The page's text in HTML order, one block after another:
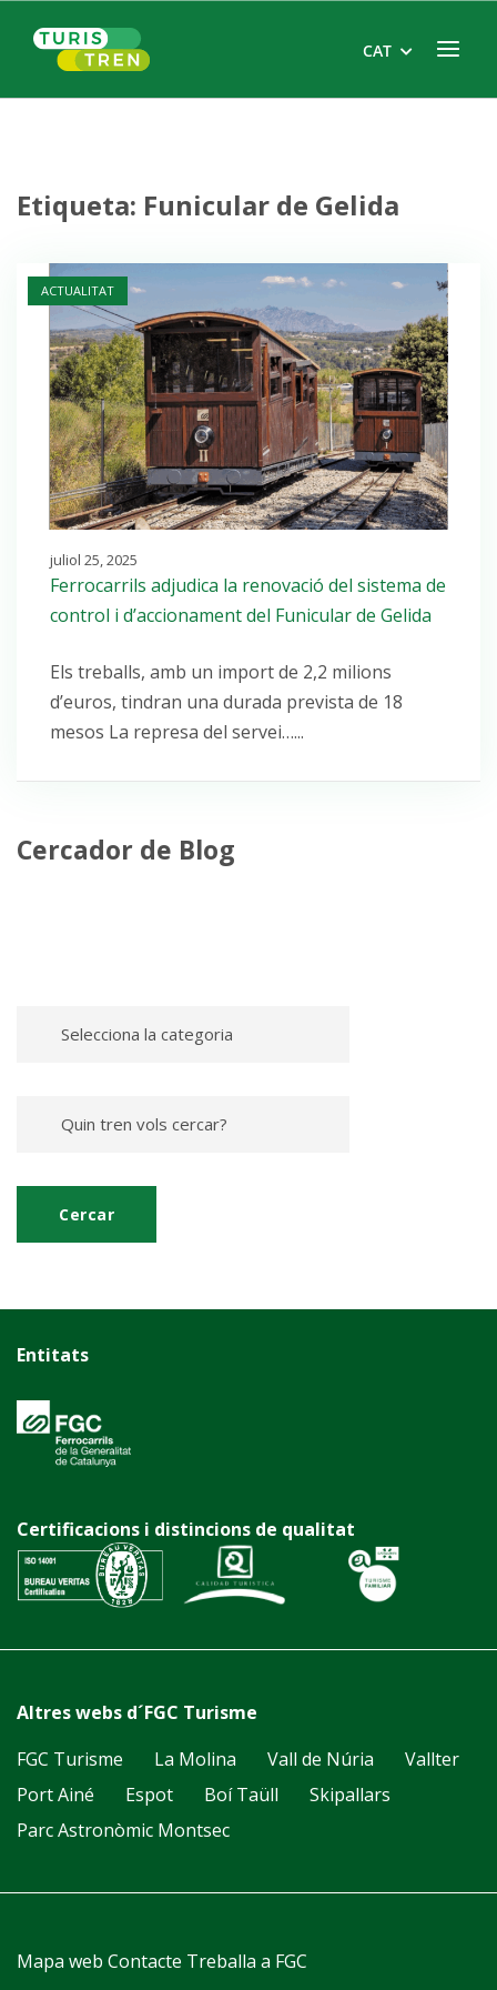
content
Home Menu
CAT
Etiqueta: Funicular de Gelida
ACTUALITAT
Open post
juliol 25, 2025
Ferrocarrils adjudica la renovació del sistema de
control i d’accionament del Funicular de Gelida
Els treballs, amb un import de 2,2 milions
d’euros, tindran una durada prevista de 18
mesos La represa del servei…...
Cercador de Blog
Entitats
Certificacions i distincions de qualitat
Altres webs d´FGC Turisme
FGC Turisme
La Molina Vall de Núria
Vallter
Port Ainé
Espot Boí Taüll
Skipallars
Parc Astronòmic Montsec
Mapa web Contacte Treballa a FGC